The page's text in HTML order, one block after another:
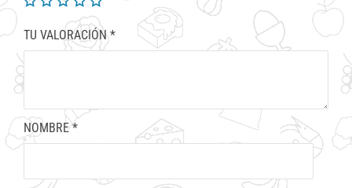
TU VALORACIÓN*
NOMBRE*